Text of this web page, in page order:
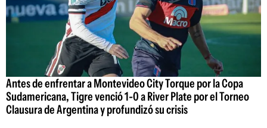
Antes de enfrentar a Montevideo City Torque por la Copa
Sudamericana, Tigre venció 1-0 a River Plate por el Torneo
Clausura de Argentina y profundizó su crisis